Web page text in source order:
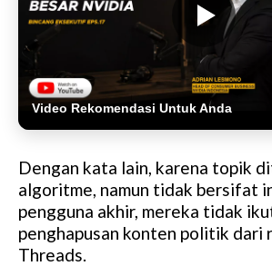
Video Rekomendasi Untuk Anda
Dengan kata lain, karena topik
algoritme, namun tidak bersifat
pengguna akhir, mereka tidak
penghapusan konten politik dari
Threads.